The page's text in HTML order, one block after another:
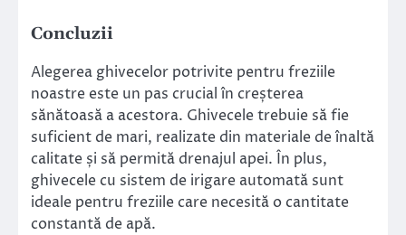
Concluzii
Alegerea ghivecelor potrivite pentru freziile
noastre este un pas crucial în creșterea
sănătoasă a acestora. Ghivecele trebuie să fie
suficient de mari, realizate din materiale de înaltă
calitate și să permită drenajul apei. În plus,
ghivecele cu sistem de irigare automată sunt
ideale pentru freziile care necesită o cantitate
constantă de apă.